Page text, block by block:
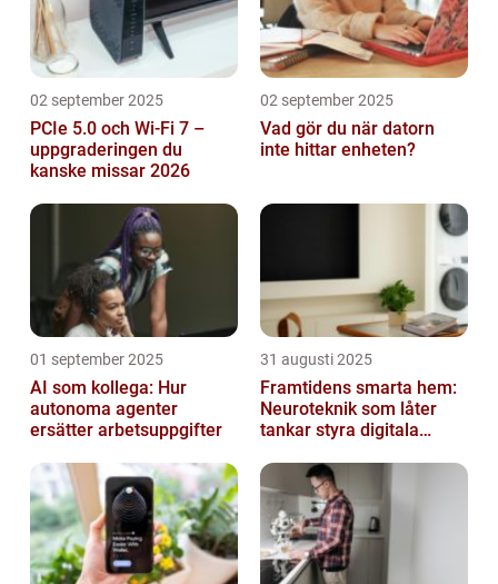
02 september 2025
PCIe 5.0 och Wi-Fi 7 –
uppgraderingen du
kanske missar 2026
02 september 2025
Vad gör du när datorn
inte hittar enheten?
01 september 2025
AI som kollega: Hur
autonoma agenter
ersätter arbetsuppgifter
31 augusti 2025
Framtidens smarta hem:
Neuroteknik som låter
tankar styra digitala